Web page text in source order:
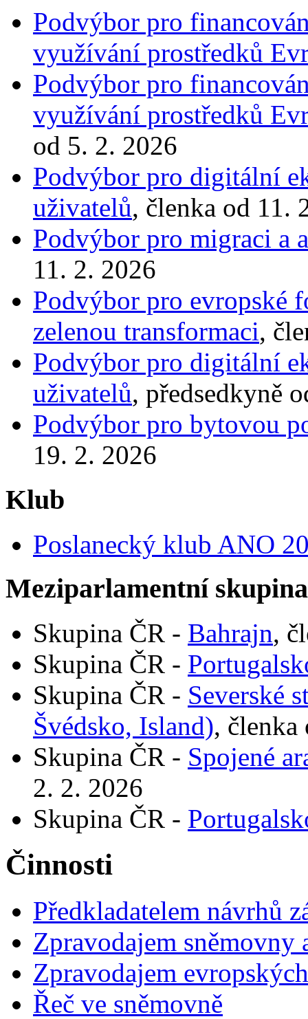
Podvýbor pro
využívání prostředků
Podvýbor pro
využívání prostředků
od 5. 2. 2026
Podvýbor pro digitální
uživatelů, členka od 11.
Podvýbor pro migraci a
11. 2. 2026
Podvýbor pro evropské
zelenou transformaci,
Podvýbor pro digitální
uživatelů, předsedkyně
Podvýbor pro bytovou
19. 2. 2026
Klub
Poslanecký klub ANO
Meziparlamentní
Skupina ČR - Bahrajn,
Skupina ČR -
Skupina ČR - Severské
Švédsko, Island), členka
Skupina ČR - Spojené
2. 2. 2026
Skupina ČR -
Činnosti
Předkladatelem návrhů
Zpravodajem
Zpravodajem
Řeč ve sněmovně